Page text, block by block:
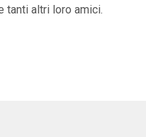
tanti altri loro amici.